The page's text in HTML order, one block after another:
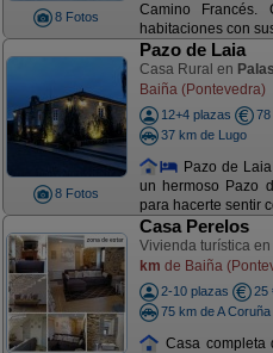
8 Fotos
Camino
habitaciones con
8 Fotos
Pazo de Laia
Casa Rural en
Baiña (Pontevedra)
12+4 plazas
78
37 km de Lugo
Pazo de
un hermoso Pazo
para hacerte sentir
Casa Perelos
Vivienda turística en
km de Baiña
2-10 plazas
25
75 km de A Coruña
Casa completa